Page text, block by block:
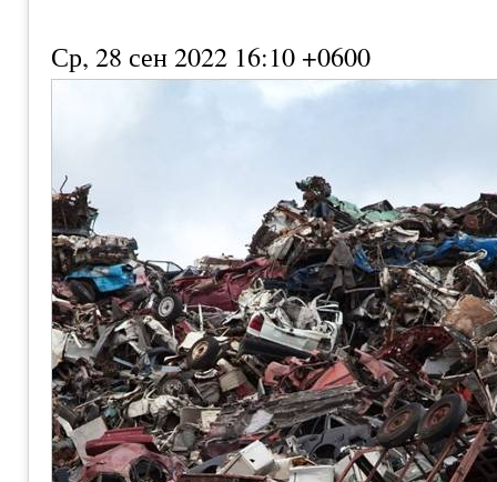
Ср, 28 сен 2022 16:10 +0600